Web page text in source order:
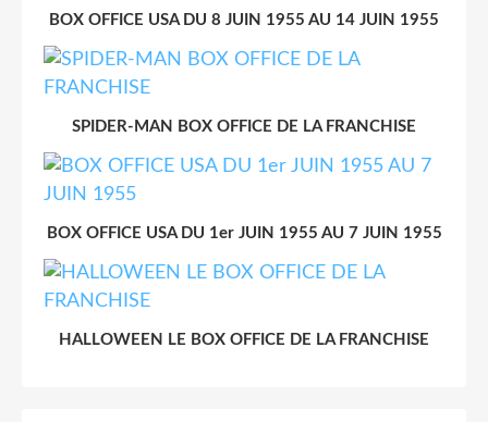
BOX OFFICE USA DU 8 JUIN 1955 AU 14 JUIN 1955
SPIDER-MAN BOX OFFICE DE LA FRANCHISE
BOX OFFICE USA DU 1er JUIN 1955 AU 7 JUIN 1955
HALLOWEEN LE BOX OFFICE DE LA FRANCHISE